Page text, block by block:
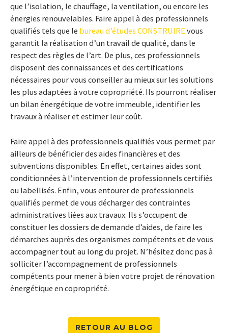
que l’isolation, le chauffage, la ventilation, ou encore les
énergies renouvelables. Faire appel à des professionnels
qualifiés tels que le bureau d’études CONSTRUIRE vous
garantit la réalisation d’un travail de qualité, dans le
respect des règles de l’art. De plus, ces professionnels
disposent des connaissances et des certifications
nécessaires pour vous conseiller au mieux sur les solutions
les plus adaptées à votre copropriété. Ils pourront réaliser
un bilan énergétique de votre immeuble, identifier les
travaux à réaliser et estimer leur coût.
Faire appel à des professionnels qualifiés vous permet par
ailleurs de bénéficier des aides financières et des
subventions disponibles. En effet, certaines aides sont
conditionnées à l’intervention de professionnels certifiés
ou labellisés. Enfin, vous entourer de professionnels
qualifiés permet de vous décharger des contraintes
administratives liées aux travaux. Ils s’occupent de
constituer les dossiers de demande d’aides, de faire les
démarches auprès des organismes compétents et de vous
accompagner tout au long du projet. N’hésitez donc pas à
solliciter l’accompagnement de professionnels
compétents pour mener à bien votre projet de rénovation
énergétique en copropriété.
RETOUR AU BLOG